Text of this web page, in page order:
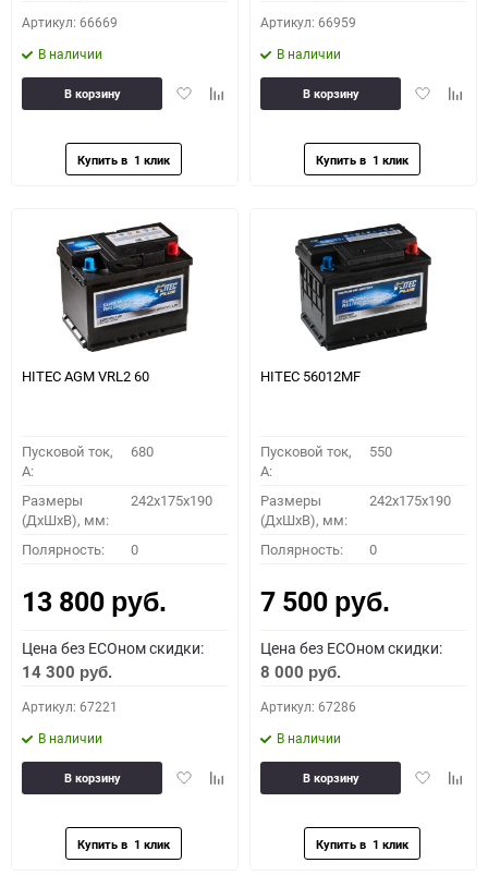
Артикул: 66669
В наличии
ДобавитьДобавить
В корзину
Артикул: 66959
В наличии
Добавить
В корзину
HITEC AGM VRL2 60
Пусковой ток,
A:
680
Размеры
(ДхШхВ), мм:
242x175x190
Полярность: 0
13 800 руб.
Цена без ECOном скидки:
14 300 руб.
Артикул: 67221
В наличии
ДобавитьДобавить
В корзину
HITEC 56012MF
Пусковой ток,
A:
550
Размеры
(ДхШхВ), мм:
242x175x190
Полярность: 0
7 500 руб.
Цена без ECOном скидки:
8 000 руб.
Артикул: 67286
В наличии
Добавить
В корзину